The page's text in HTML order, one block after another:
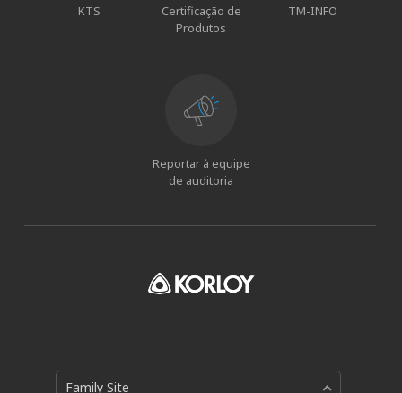
KTS
Certificação de
Produtos
TM-INFO
Reportar à equipe
de auditoria
Family Site